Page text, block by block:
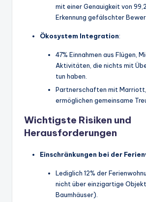
mit einer Genauigkeit von
Erkennung gefälschter
Ökosystem Integration:
47% Einnahmen aus Flügen,
Aktivitäten, die nichts mit
tun haben.
Partnerschaften mit Marriott,
ermöglichen gemeinsame
Wichtigste Risiken und
Herausforderungen
Einschränkungen bei der
Lediglich 12% der
nicht über einzigartige
Baumhäuser).